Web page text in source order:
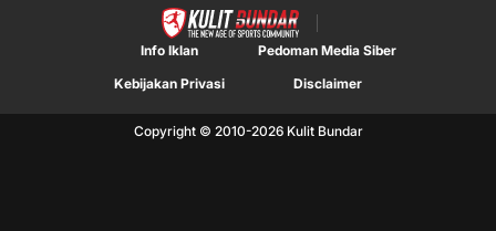
Info Iklan
Pedoman Media Siber
Kebijakan Privasi
Disclaimer
Copyright © 2010-2026Kulit Bundar